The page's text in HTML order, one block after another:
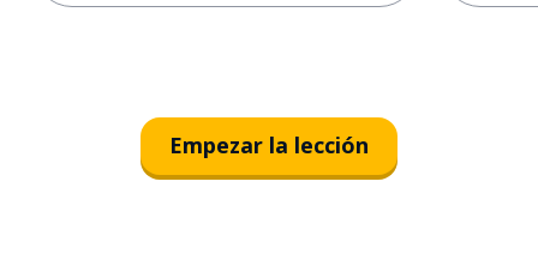
Empezar la lección